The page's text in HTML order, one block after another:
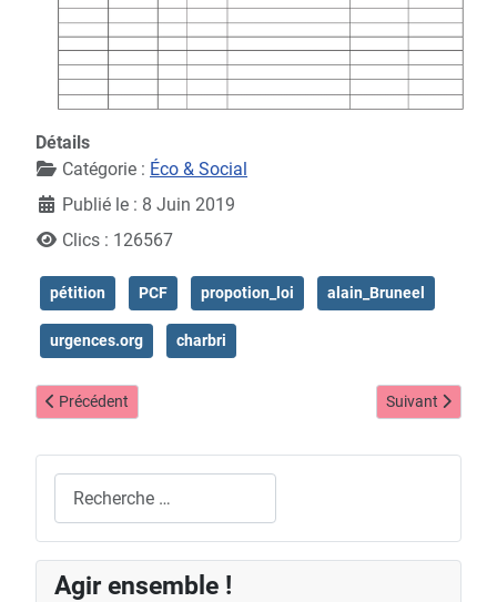
Détails
Catégorie : Éco & Social
Publié le : 8 Juin 2019
Clics : 126567
pétition PCF propotion_loi alain_Bruneel
urgences.org charbri
Article précédent : Slam soignants
Précédent Article suivant :
Suivant
Agir ensemble !